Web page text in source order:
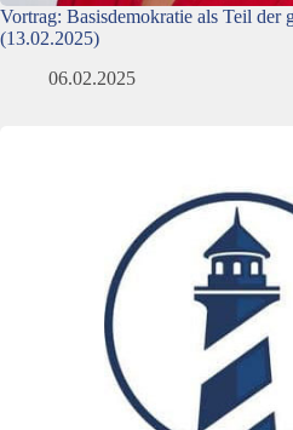
Vortrag: Basisdemokratie als Teil der
(13.02.2025)
06.02.2025